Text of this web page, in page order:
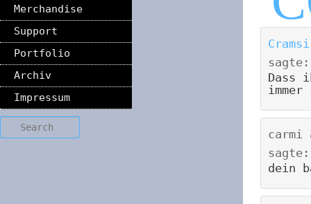
Merchandise
Support
Portfolio
Archiv
Impressum
Search
Cramsi
sagte:
Dass
carmi
sagte:
dein